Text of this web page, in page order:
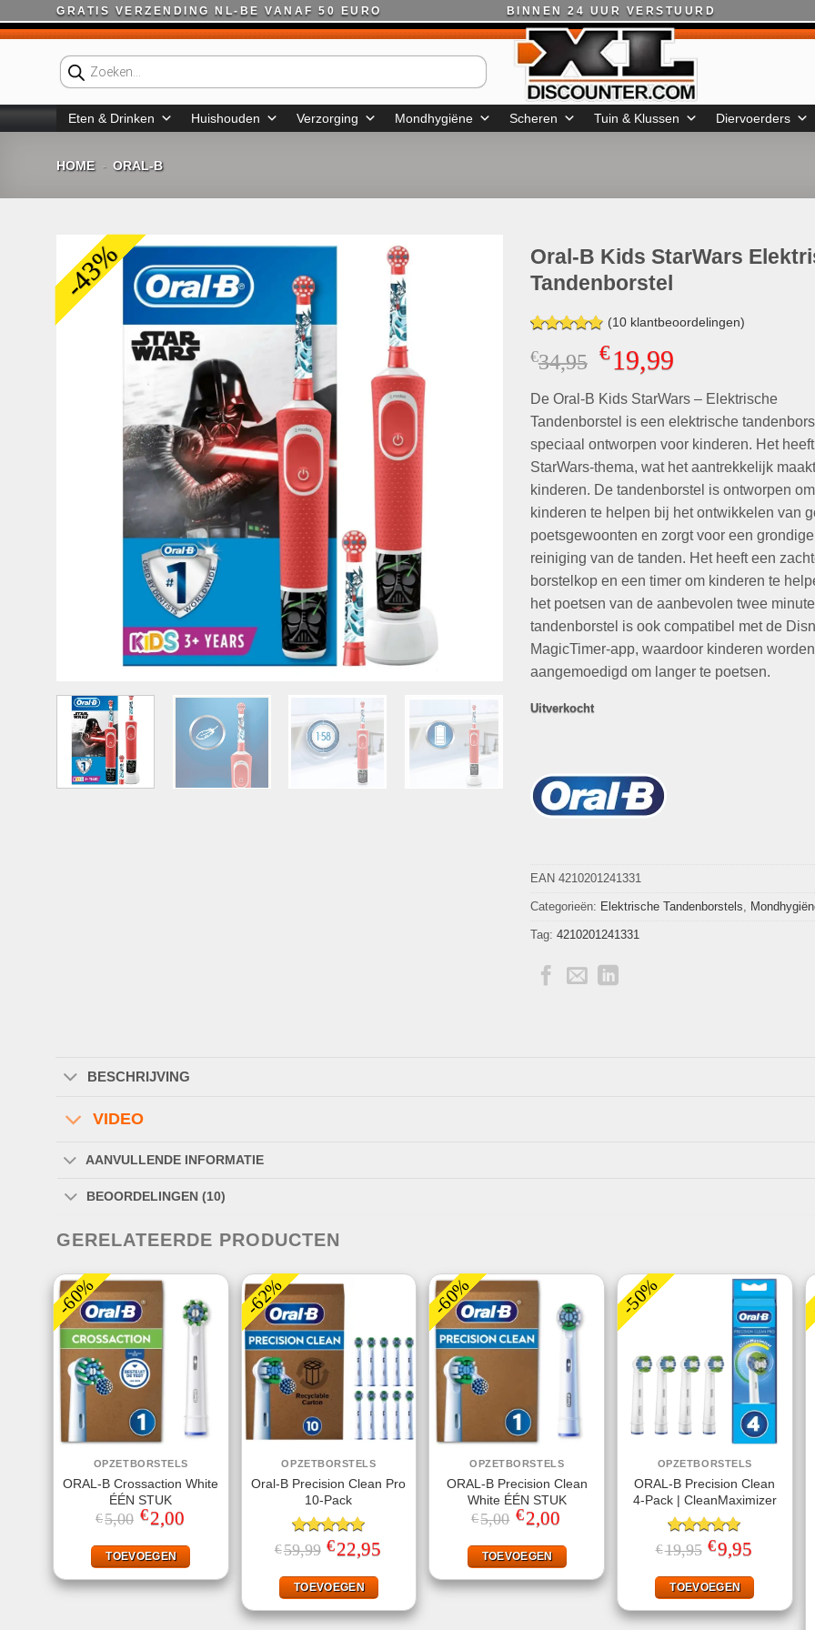
naar
GRATIS VERZENDING NL-BE VANAF 50 EURO BINNEN 24 UUR VERSTUURD
Producten
zoeken
Eten & Drinken Huishouden Verzorging Mondhygiëne Scheren Tuin & Klussen Diervoerders
HOME - ORAL-B
-43%
Oral-B Kids StarWars
Tandenborstel
Gewaardeerd
4.80op 5
gebaseerd
waarderingen
(10klantbeoordelingen)
€34,95 Oorspronkelijke
was:
€34,95.
€19,99Huidige
is:
€19,99.
De Oral-B Kids StarWars – Elektrische
Tandenborstel is een elektrische
speciaal ontworpen voor kinderen. Het
StarWars-thema, wat het aantrekkelijk
kinderen. De tandenborstel is ontworpen om
kinderen te helpen bij het ontwikkelen van
poetsgewoonten en zorgt voor een grondige
reiniging van de tanden. Het heeft een
borstelkop en een timer om kinderen te
het poetsen van de aanbevolen twee
tandenborstel is ook compatibel met de
MagicTimer-app, waardoor kinderen worden
aangemoedigd om langer te poetsen.
Uitverkocht
EAN 4210201241331
Categorieën: Elektrische Tandenborstels,
Tag: 4210201241331
BESCHRIJVING
VIDEO
AANVULLENDE INFORMATIE
BEOORDELINGEN (10)
GERELATEERDE PRODUCTEN
-60%
OPZETBORSTELS
ORAL-B Crossaction White
ÉÉN STUK
€5,00 Oorspronkelijke
prijs
€5,00.
€2,00Huidige
€2,00.
TOEVOEGEN
-62%
OPZETBORSTELS
Oral-B Precision Clean Pro
10-Pack
Gewaardeerd
5.00uit 5
€59,99 Oorspronkelijke
prijs
€59,99.
€22,95
TOEVOEGEN
-60%
OPZETBORSTELS
ORAL-B Precision Clean
White ÉÉN STUK
€5,00 Oorspronkelijke
prijs
€5,00.
€2,00Huidige
€2,00.
TOEVOEGEN
-50%
OPZETBORSTELS
ORAL-B Precision Clean
4-Pack | CleanMaximizer
Gewaardeerd
5.00 uit 5
€19,95 Oorspronkelijke
prijs
€19,95.
€9,95
€9,95.
TOEVOEGEN